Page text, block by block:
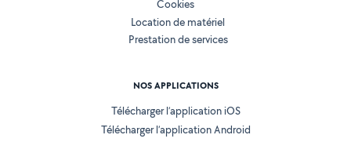
Cookies
Location de matériel
Prestation de services
NOS APPLICATIONS
Télécharger l’application iOS
Télécharger l’application Android